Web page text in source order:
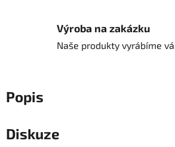
Výroba na zakázku
Naše produkty vyrábíme
Popis
Diskuze